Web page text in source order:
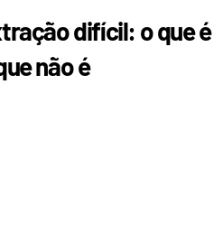
difícil: o que é
não é